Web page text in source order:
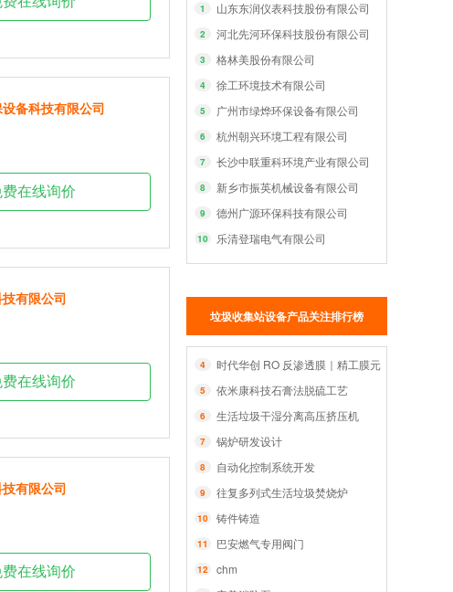
1 山东东润仪表科技股份有限公司
2 河北先河环保科技股份有限公司
3 格林美股份有限公司
4 徐工环境技术有限公司
5 广州市绿烨环保设备有限公司
6 杭州朝兴环境工程有限公司
7 长沙中联重科环境产业有限公司
8 新乡市振英机械设备有限公司
9 德州广源环保科技有限公司
10 乐清登瑞电气有限公司
垃圾收集站设备产品关注排行榜
4 时代华创 RO 反渗透膜｜精工膜元件，智净每一
5 依米康科技石膏法脱硫工艺
6 生活垃圾干湿分离高压挤压机
7 锅炉研发设计
8 自动化控制系统开发
9 往复多列式生活垃圾焚烧炉
10 铸件铸造
11 巴安燃气专用阀门
12 chm
备科技有限公司
费在线询价
有限公司
费在线询价
有限公司
费在线询价